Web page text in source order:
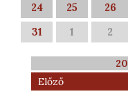
24
25 26
31
1 2
Előző